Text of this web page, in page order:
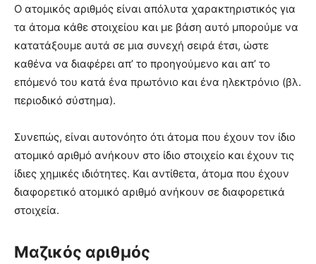
Ο ατομικός αριθμός είναι απόλυτα χαρακτηριστικός για
τα άτομα κάθε στοιχείου και με βάση αυτό μπορούμε να
κατατάξουμε αυτά σε μια συνεχή σειρά έτσι, ώστε
καθένα να διαφέρει απ’ το προηγούμενο και απ’ το
επόμενό του κατά ένα πρωτόνιο και ένα ηλεκτρόνιο (βλ.
περιοδικό σύστημα).
Συνεπώς, είναι αυτονόητο ότι άτομα που έχουν τον ίδιο
ατομικό αριθμό ανήκουν στο ίδιο στοιχείο και έχουν τις
ίδιες χημικές ιδιότητες. Και αντίθετα, άτομα που έχουν
διαφορετικό ατομικό αριθμό ανήκουν σε διαφορετικά
στοιχεία.
Μαζικός αριθμός